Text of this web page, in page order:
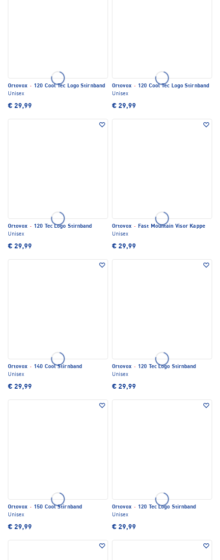
Ortovox · 120 Cool Tec Logo Stirnband
Unisex
€ 29,99
Ortovox · 120 Cool Tec Logo Stirnband
Unisex
€ 29,99
Ortovox · 120 Tec Logo Stirnband
Unisex
€ 29,99
Ortovox · Fast Mountain Visor Kappe
Unisex
€ 29,99
Ortovox · 140 Cool Stirnband
Unisex
€ 29,99
Ortovox · 120 Tec Logo Stirnband
Unisex
€ 29,99
Ortovox · 150 Cool Stirnband
Unisex
€ 29,99
Ortovox · 120 Tec Logo Stirnband
Unisex
€ 29,99